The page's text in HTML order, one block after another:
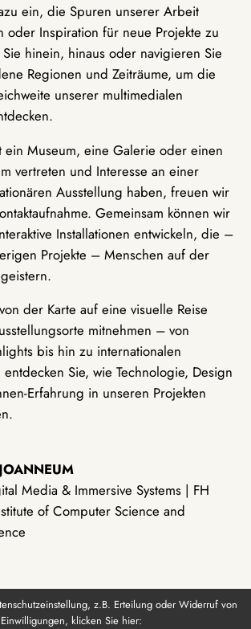
ein, die Spuren unserer Arbeit
oder Inspiration für neue Projekte zu
hinein, hinaus oder navigieren Sie
Regionen und Zeiträume, um die
unserer multimedialen
ein Museum, eine Galerie oder einen
vertreten und Interesse an einer
Ausstellung haben, freuen wir
Gemeinsam können wir
Installationen entwickeln, die –
Projekte – Menschen auf der
der Karte auf eine visuelle Reise
mitnehmen – von
bis hin zu internationalen
Sie, wie Technologie, Design
Erfahrung in unseren Projekten
Media & Immersive Systems | FH
of Computer Science and
z.B. Erteilung oder Widerruf von
Einwilligungen, klicken Sie hier: